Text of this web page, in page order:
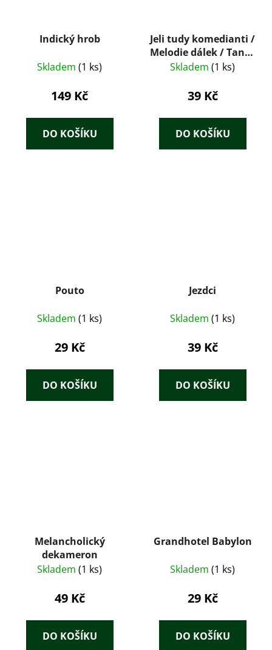
Indický hrob
Skladem (1 ks)
149 Kč
DO KOŠÍKU
Jeli tudy komedianti /
Melodie dálek / Tanec
kolem šibenice
Skladem (1 ks)
39 Kč
DO KOŠÍKU
Pouto
Skladem (1 ks)
29 Kč
DO KOŠÍKU
Jezdci
Skladem (1 ks)
39 Kč
DO KOŠÍKU
Melancholický
dekameron
Skladem (1 ks)
49 Kč
DO KOŠÍKU
Grandhotel Babylon
Skladem (1 ks)
29 Kč
DO KOŠÍKU